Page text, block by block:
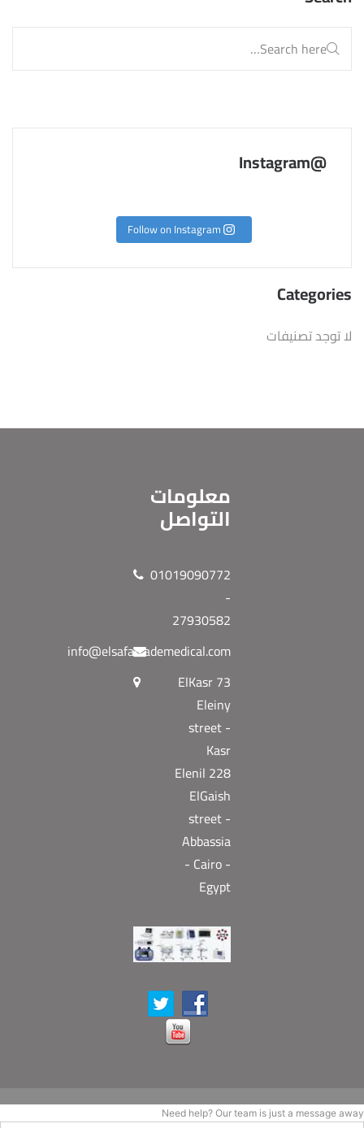
@Instagram
Follow on Instagram
Categories
لا توجد تصنيفات
معلومات
التواصل
01019090772
-
27930582
info@elsafatrademedical.com
73 ElKasr
Eleiny
street -
Kasr
Elenil 228
ElGaish
street -
Abbassia
- Cairo -
Egypt
Need help? Our team is just a message away